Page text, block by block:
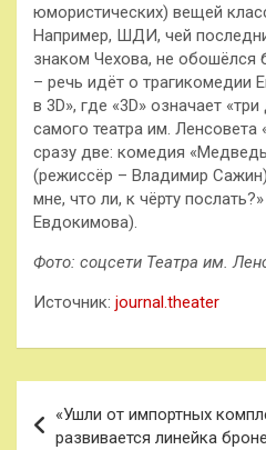
юмористических) вещей
Например, ШДИ, чей
знаком Чехова, не обошёлся
– речь идёт о трагикомедии
в 3D», где «3D» означает
самого театра им. Ленсовета
сразу две: комедия
(режиссёр – Владимир
мне, что ли, к чёрту
Евдокимова).
Фото: соцсети Театра им.
Источник: journal.theater
по
«Ушли от импортных
развивается линейка